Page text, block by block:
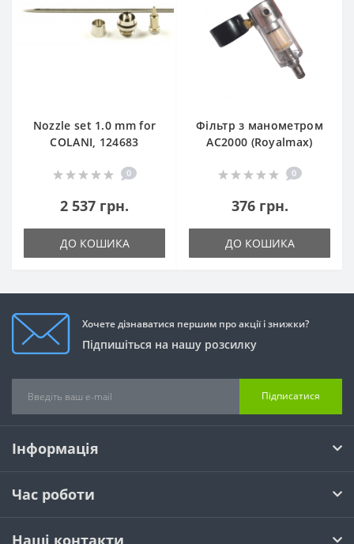
Nozzle set 1.0 mm for
COLANI, 124683
0
2 537 грн.
ДО КОШИКА
Фільтр з манометром
AC2000 (Royalmax)
0
376 грн.
ДО КОШИКА
Хочете дізнаватися першим про акції і знижки?
Підпишіться на нашу розсилку
Підписатися
Інформація
Час роботи
Наші контакти